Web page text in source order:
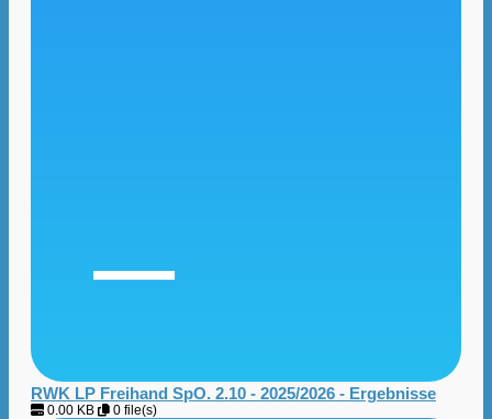
RWK LP Freihand SpO. 2.10 - 2025/2026 - Ergebnisse
0.00 KB 0 file(s)